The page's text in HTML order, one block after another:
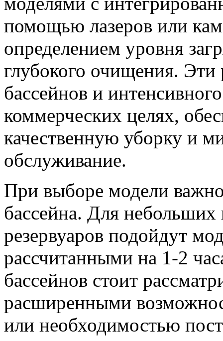
помощью лазеров или
определением уровня
глубокого очищения.
бассейнов и
коммерческих целях,
качественную уборку и
обслуживание.
При выборе модели
бассейна. Для небольших
резервуаров подойдут
рассчитанными на 1-2
бассейнов стоит
расширенными
или необходимостью